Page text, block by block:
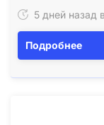
5 дней назад
Подробнее